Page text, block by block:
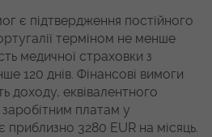
є підтвердження постійного
терміном не менше
медичної страховки з
120 днів. Фінансові вимоги
доходу, еквівалентного
платам у
приблизно 3280 EUR на місяць.